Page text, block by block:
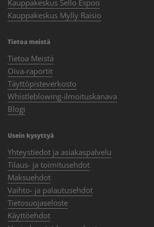
Kauppakeskus Sello Espoo
Kauppakeskus Mylly Raisio
Tietoa meistä
Tietoa Meistä
Oiva-raportit
Täyttöpisteverkosto
Whistleblowing-ilmoituskanava
Blogi
Usein kysyttyä
Yhteystiedot ja asiakaspalvelu
Tilaus- ja toimitusehdot
Maksuehdot
Vaihto- ja palautusehdot
Tietosuojaseloste
Käyttöehdot